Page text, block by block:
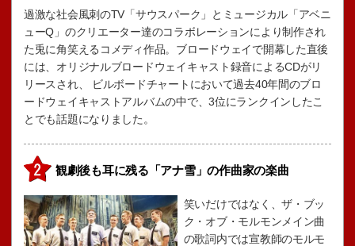
過激な社会風刺のTV「サウスパーク」とミュージカル「アベニ
ューQ」のクリエーター達のコラボレーションにより制作され
た兎に角笑えるコメディ作品。ブロードウェイで開幕した直後
には、オリジナルブロードウェイキャスト録音によるCDがリ
リースされ、 ビルボードチャートにおいて過去40年間のブロ
ードウェイキャストアルバムの中で、3位にランクインしたこ
とでも話題になりました。
観劇後も耳に残る「アナ雪」の作曲家の楽曲
笑いだけではなく、ザ・ブッ
ク・オブ・モルモンメイン曲
の歌詞内では宣教師のモルモ